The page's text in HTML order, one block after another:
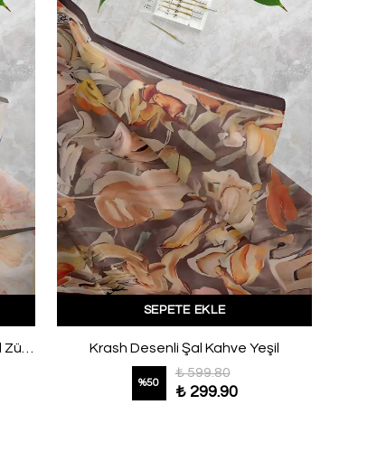
Aqa Soft Çiçek Rüyası Desenli Şal Zümrüt
SEPETE EKLE
Krash Desenli Şal Kahve Yeşil
%50
₺ 599.80
₺ 299.90